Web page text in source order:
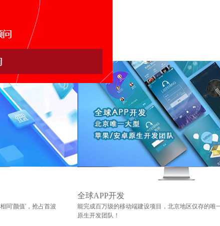
同'颜值'，抢占首波
全球APP开发
能完成百万级的移动端建设项目，北京地区仅存的唯
原生开发团队！